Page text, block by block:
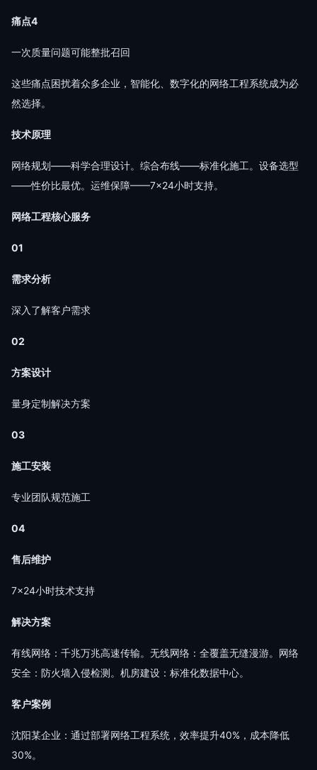
痛点4
一次质量问题可能整批召回
这些痛点困扰着众多企业，智能化、数字化的网络工程系统成为必
然选择。
技术原理
网络规划——科学合理设计。综合布线——标准化施工。设备选型
——性价比最优。运维保障——7×24小时支持。
网络工程核心服务
01
需求分析
深入了解客户需求
02
方案设计
量身定制解决方案
03
施工安装
专业团队规范施工
04
售后维护
7×24小时技术支持
解决方案
有线网络：千兆万兆高速传输。无线网络：全覆盖无缝漫游。网络
安全：防火墙入侵检测。机房建设：标准化数据中心。
客户案例
沈阳某企业：通过部署网络工程系统，效率提升40%，成本降低
30%。